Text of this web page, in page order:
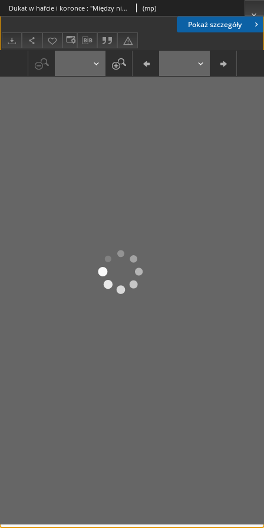
Pokaż szczegóły
Dukat w hafcie i koronce : "Między niebem a ziemią" (mp)